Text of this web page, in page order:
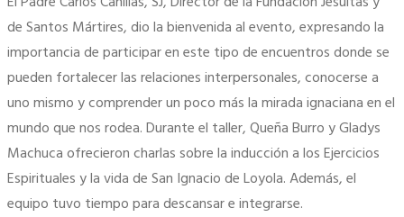
de Santos Mártires, dio la bienvenida al evento, expresando la
importancia de participar en este tipo de encuentros donde se
pueden fortalecer las relaciones interpersonales, conocerse a
uno mismo y comprender un poco más la mirada ignaciana en el
mundo que nos rodea. Durante el taller, Queña Burro y Gladys
Machuca ofrecieron charlas sobre la inducción a los Ejercicios
Espirituales y la vida de San Ignacio de Loyola. Además, el
equipo tuvo tiempo para descansar e integrarse.